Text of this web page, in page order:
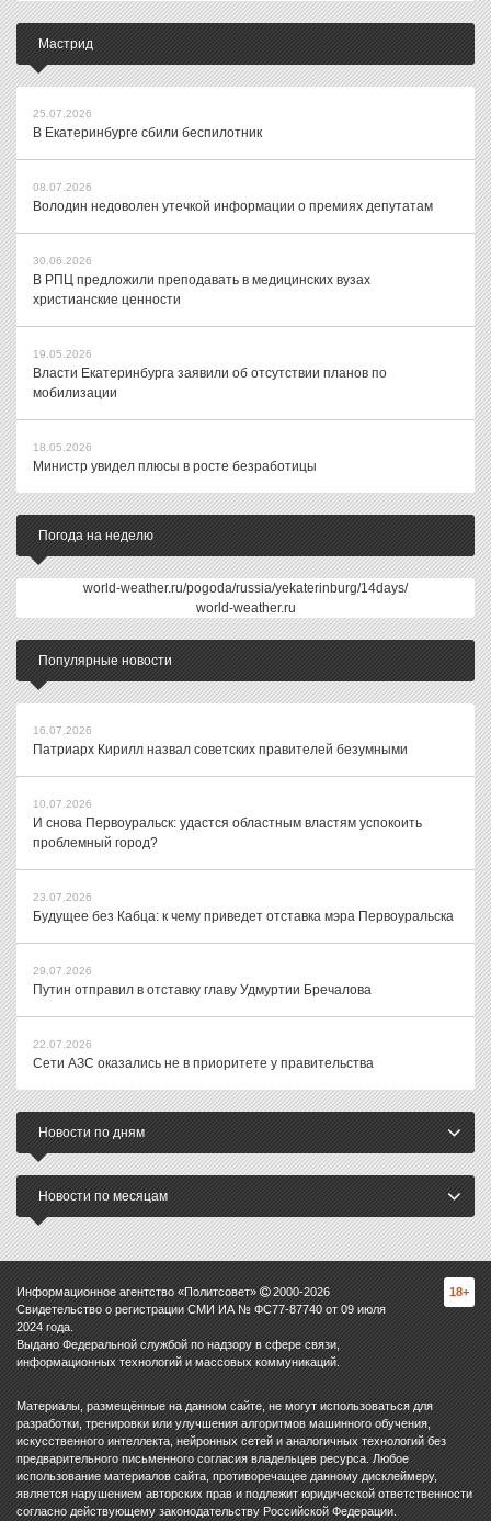
Мастрид
25.07.2026
В Екатеринбурге сбили беспилотник
08.07.2026
Володин недоволен утечкой информации о премиях депутатам
30.06.2026
В РПЦ предложили преподавать в медицинских вузах
христианские ценности
19.05.2026
Власти Екатеринбурга заявили об отсутствии планов по
мобилизации
18.05.2026
Министр увидел плюсы в росте безработицы
Погода на неделю
world-weather.ru/pogoda/russia/yekaterinburg/14days/
world-weather.ru
Популярные новости
16.07.2026
Патриарх Кирилл назвал советских правителей безумными
10.07.2026
И снова Первоуральск: удастся областным властям успокоить
проблемный город?
23.07.2026
Будущее без Кабца: к чему приведет отставка мэра Первоуральска
29.07.2026
Путин отправил в отставку главу Удмуртии Бречалова
22.07.2026
Сети АЗС оказались не в приоритете у правительства
Новости по дням
Новости по месяцам
Информационное агентство «Политсовет» 2000-2026
Свидетельство о регистрации СМИ ИА № ФС77-87740 от 09 июля
2024 года.
Выдано Федеральной службой по надзору в сфере связи,
информационных технологий и массовых коммуникаций.
18+
Материалы, размещённые на данном сайте, не могут использоваться для
разработки, тренировки или улучшения алгоритмов машинного обучения,
искусственного интеллекта, нейронных сетей и аналогичных технологий без
предварительного письменного согласия владельцев ресурса. Любое
использование материалов сайта, противоречащее данному дисклеймеру,
является нарушением авторских прав и подлежит юридической ответственности
согласно действующему законодательству Российской Федерации.